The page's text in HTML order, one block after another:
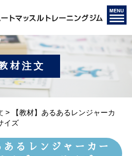
材注文
> 【教材】あるあるレンジャーカ
イズ
あるレンジャーカー